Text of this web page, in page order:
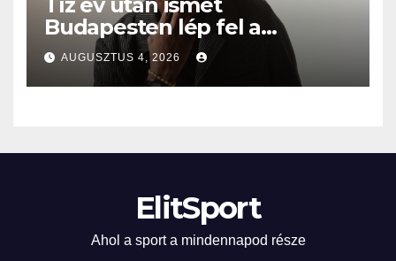
Budapesten lép fel a
Grammy-díjas világsztár
AUGUSZTUS 4, 2026
ElitSport
Ahol a sport a mindennapod része